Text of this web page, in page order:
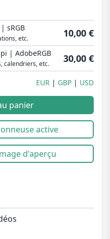
sRGB
etc. 10,00 €
| AdobeRGB
calendriers, etc. 30,00 €
EUR GBP USD
panier
active
d'aperçu